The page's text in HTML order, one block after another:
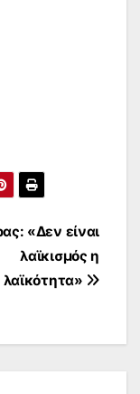
«Δεν είναι
λαϊκισμός η
λαϊκότητα»